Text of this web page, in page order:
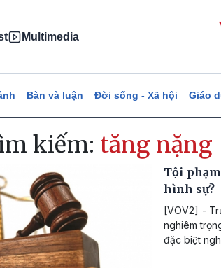
Multimedia
Bàn và luận Đời sống - Xã hội Giáo
kiếm: tăng nặng
Tội
hình sự?
[VOV2] -
nghiêm
đặc biệt